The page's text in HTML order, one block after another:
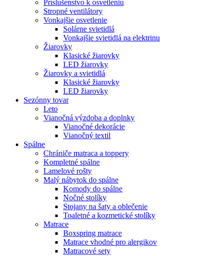
Príslušenstvo k osvetleniu
Stropné ventilátory
Vonkajšie osvetlenie
Solárne svietidlá
Vonkajšie svietidlá na elektrinu
Žiarovky
Klasické žiarovky
LED žiarovky
Žiarovky a svietidlá
Klasické žiarovky
LED žiarovky
Sezónny tovar
Leto
Vianočná výzdoba a doplnky
Vianočné dekorácie
Vianočný textil
Spálne
Chrániče matraca a toppery
Kompletné spálne
Lamelové rošty
Malý nábytok do spálne
Komody do spálne
Nočné stolíky
Stojany na šaty a oblečenie
Toaletné a kozmetické stolíky
Matrace
Boxspring matrace
Matrace vhodné pro alergikov
Matracové sety